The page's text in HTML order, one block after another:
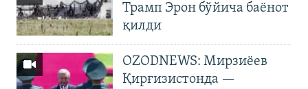
Трамп Эрон бўйича баёнот
қилди
OZODNEWS: Мирзиёев
Қирғизистонда —